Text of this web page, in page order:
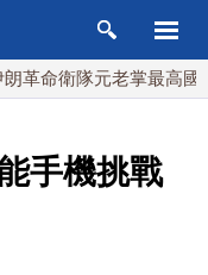
命衛隊元老掌最高國安
手機挑戰